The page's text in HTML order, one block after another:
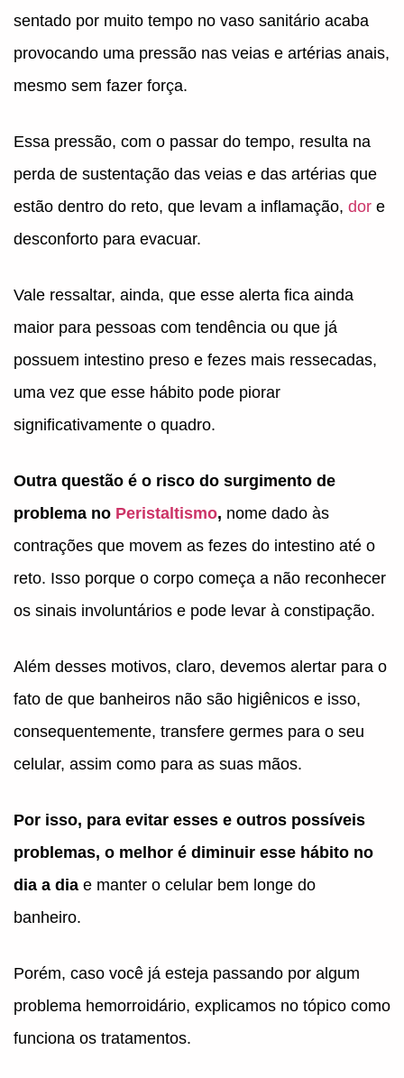
sentado por muito tempo no vaso sanitário acaba
provocando uma pressão nas veias e artérias anais,
mesmo sem fazer força.
Essa pressão, com o passar do tempo, resulta na
perda de sustentação das veias e das artérias que
estão dentro do reto, que levam a inflamação, dor e
desconforto para evacuar.
Vale ressaltar, ainda, que esse alerta fica ainda
maior para pessoas com tendência ou que já
possuem intestino preso e fezes mais ressecadas,
uma vez que esse hábito pode piorar
significativamente o quadro.
Outra questão é o risco do surgimento de
problema no Peristaltismo, nome dado às
contrações que movem as fezes do intestino até o
reto. Isso porque o corpo começa a não reconhecer
os sinais involuntários e pode levar à constipação.
Além desses motivos, claro, devemos alertar para o
fato de que banheiros não são higiênicos e isso,
consequentemente, transfere germes para o seu
celular, assim como para as suas mãos.
Por isso, para evitar esses e outros possíveis
problemas, o melhor é diminuir esse hábito no
dia a dia e manter o celular bem longe do
banheiro.
Porém, caso você já esteja passando por algum
problema hemorroidário, explicamos no tópico como
funciona os tratamentos.